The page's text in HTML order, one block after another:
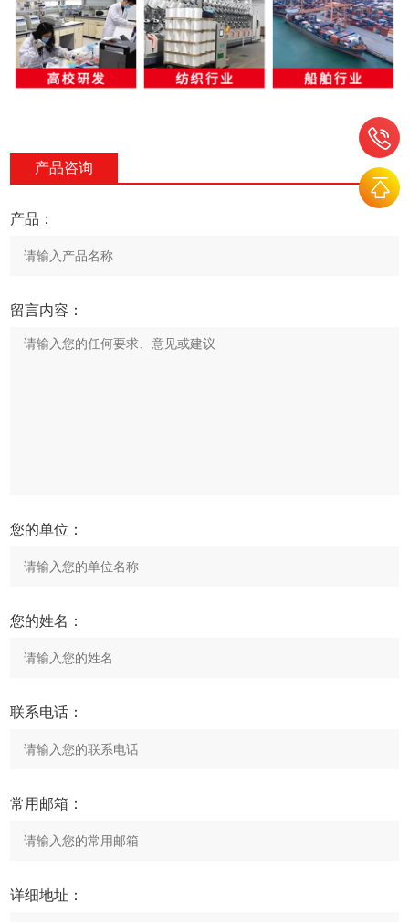
产品咨询
产品：
留言内容：
您的单位：
您的姓名：
联系电话：
常用邮箱：
详细地址：